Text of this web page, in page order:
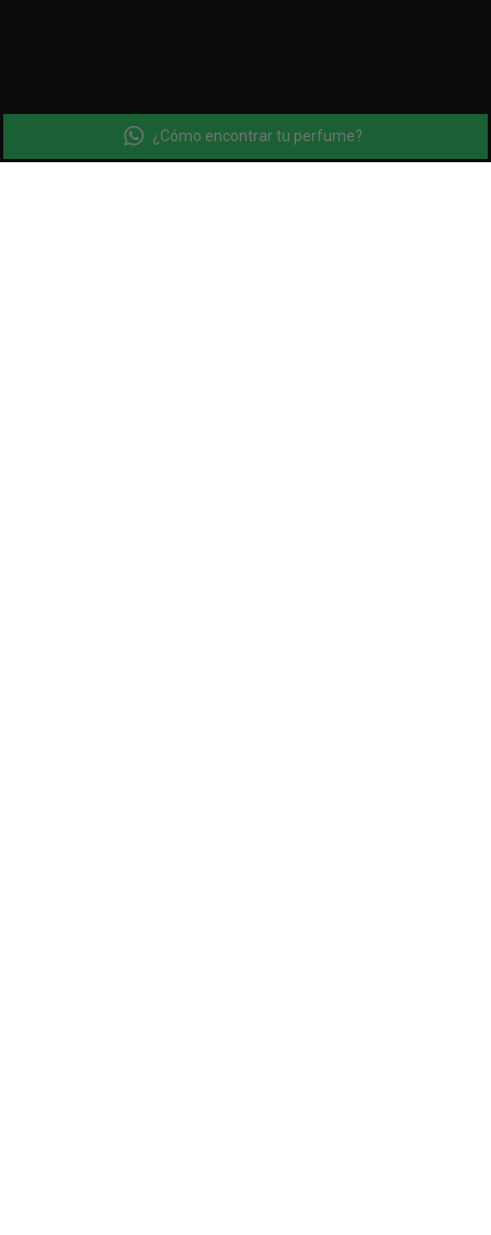
¿Cómo encontrar tu perfume?